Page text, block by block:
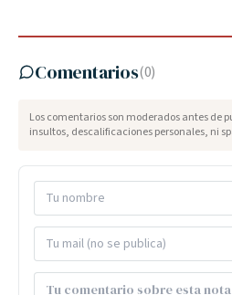
Comentarios(0)
Los comentarios son moderados antes de
insultos, descalificaciones personales, ni